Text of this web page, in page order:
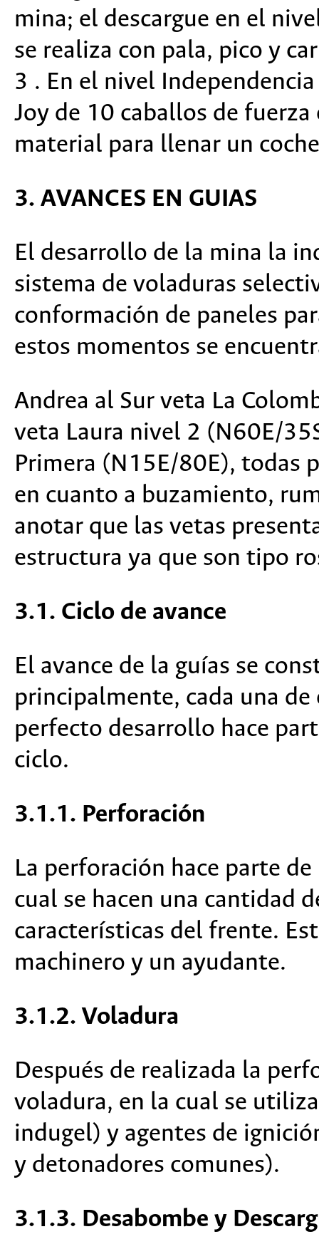
mina; el descargue en el
se realiza con pala, pico y
3 . En el nivel
Joy de 10 caballos de
material para llenar un
3. AVANCES EN GUIAS
El desarrollo de la mina la
sistema de voladuras
conformación de paneles
estos momentos se
Andrea al Sur veta La
veta Laura nivel 2 (N60E/
Primera (N15E/80E), todas
en cuanto a buzamiento,
anotar que las vetas
estructura ya que son tipo
3.1. Ciclo de avance
El avance de la guías se
principalmente, cada una
perfecto desarrollo hace
ciclo.
3.1.1. Perforación
La perforación hace parte
cual se hacen una cantidad
características del frente.
machinero y un ayudante.
3.1.2. Voladura
Después de realizada la
voladura, en la cual se
indugel) y agentes de
y detonadores comunes).
3.1.3. Desabombe y